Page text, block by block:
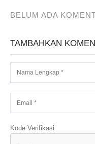
BELUM ADA
TAMBAHKAN
Kode Verifikasi